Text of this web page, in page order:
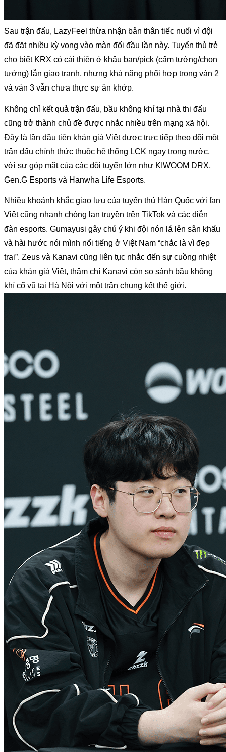
Sau trận đấu, LazyFeel thừa nhận bản thân tiếc nuối vì đội
đã đặt nhiều kỳ vọng vào màn đối đầu lần này. Tuyển thủ trẻ
cho biết KRX có cải thiện ở khâu ban/pick (cấm tướng/chọn
tướng) lẫn giao tranh, nhưng khả năng phối hợp trong ván 2
và ván 3 vẫn chưa thực sự ăn khớp.
Không chỉ kết quả trận đấu, bầu không khí tại nhà thi đấu
cũng trở thành chủ đề được nhắc nhiều trên mạng xã hội.
Đây là lần đầu tiên khán giả Việt được trực tiếp theo dõi một
trận đấu chính thức thuộc hệ thống LCK ngay trong nước,
với sự góp mặt của các đội tuyển lớn như KIWOOM DRX,
Gen.G Esports và Hanwha Life Esports.
Nhiều khoảnh khắc giao lưu của tuyển thủ Hàn Quốc với fan
Việt cũng nhanh chóng lan truyền trên TikTok và các diễn
đàn esports. Gumayusi gây chú ý khi đội nón lá lên sân khấu
và hài hước nói mình nổi tiếng ở Việt Nam “chắc là vì đẹp
trai”. Zeus và Kanavi cũng liên tục nhắc đến sự cuồng nhiệt
của khán giả Việt, thậm chí Kanavi còn so sánh bầu không
khí cổ vũ tại Hà Nội với một trận chung kết thế giới.